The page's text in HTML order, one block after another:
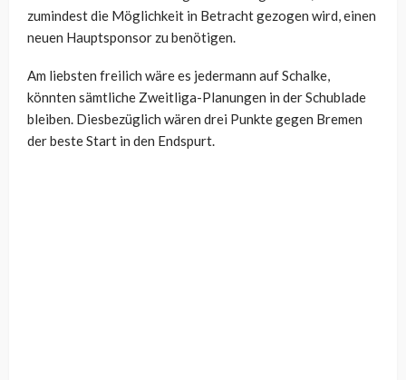
zumindest die Möglichkeit in Betracht gezogen wird, einen
neuen Hauptsponsor zu benötigen.
Am liebsten freilich wäre es jedermann auf Schalke,
könnten sämtliche Zweitliga-Planungen in der Schublade
bleiben. Diesbezüglich wären drei Punkte gegen Bremen
der beste Start in den Endspurt.